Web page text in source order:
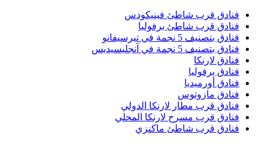
قرب شاطئ فينيكودس
قرب شاطئ برفوليا
بتصنيف 5 نجمة في تيرسيفانو
بتصنيف 5 نجمة في آنجليسيديس
لارنكا
برفوليا
أورميديا
مازوتوس
قرب مطار لارنكا الدولي
قرب مسرح لارنكا المحلي
قرب شاطئ ماكنزي